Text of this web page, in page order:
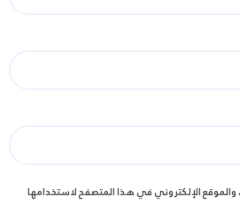
الإلكتروني في هذا المتصفح لاستخدامها